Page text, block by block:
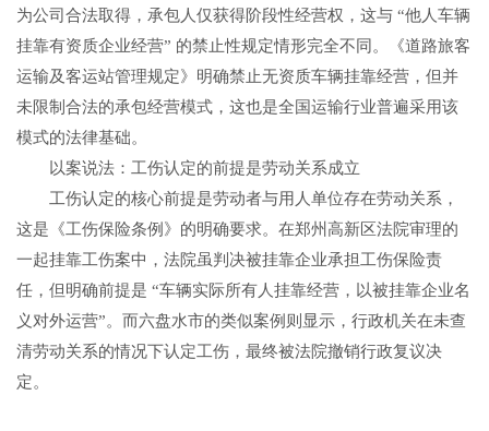
为公司合法取得，承包人仅获得阶段性经营权，这与 “他人车辆
挂靠有资质企业经营” 的禁止性规定情形完全不同。《道路旅客
运输及客运站管理规定》明确禁止无资质车辆挂靠经营，但并
未限制合法的承包经营模式，这也是全国运输行业普遍采用该
模式的法律基础。
以案说法：工伤认定的前提是劳动关系成立
工伤认定的核心前提是劳动者与用人单位存在劳动关系，
这是《工伤保险条例》的明确要求。在郑州高新区法院审理的
一起挂靠工伤案中，法院虽判决被挂靠企业承担工伤保险责
任，但明确前提是 “车辆实际所有人挂靠经营，以被挂靠企业名
义对外运营”。而六盘水市的类似案例则显示，行政机关在未查
清劳动关系的情况下认定工伤，最终被法院撤销行政复议决
定。